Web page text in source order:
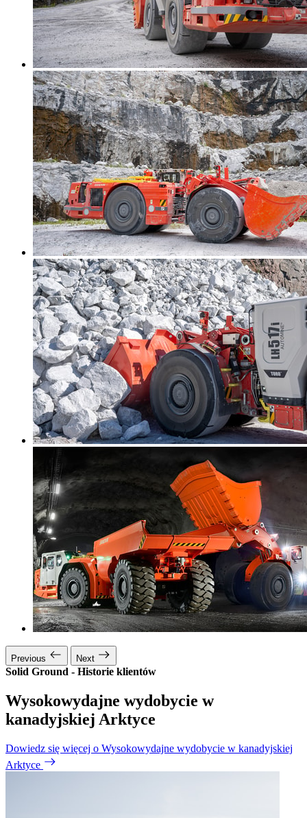
Previous Next
Solid Ground - Historie klientów
Wysokowydajne wydobycie w
kanadyjskiej Arktyce
Dowiedz się więcej o Wysokowydajne wydobycie w kanadyjskiej
Arktyce